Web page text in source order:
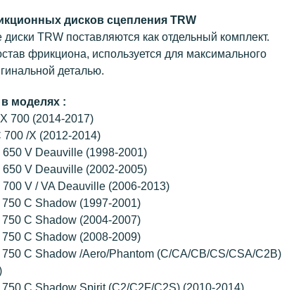
дисков сцепления TRW
TRW поставляются как отдельный комплект.
фрикциона, используется для максимального
деталью.
моделях :
700 (2014-2017)
700 /X (2012-2014)
650 V Deauville (1998-2001)
650 V Deauville (2002-2005)
700 V / VA Deauville (2006-2013)
750 C Shadow (1997-2001)
750 C Shadow (2004-2007)
750 C Shadow (2008-2009)
750 C Shadow /Aero/Phantom (C/CA/CB/CS/CSA/C2B)
750 C Shadow Spirit (C2/C2F/C2S) (2010-2014)